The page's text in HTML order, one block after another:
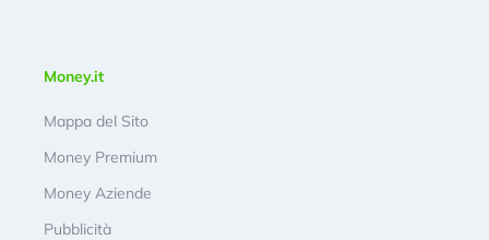
Money.it
Mappa del Sito
Money Premium
Money Aziende
Pubblicità